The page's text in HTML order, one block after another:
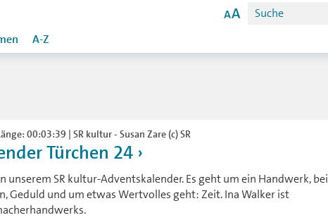
A-Z
00:03:39 | SR kultur - Susan Zare (c) SR
Türchen 24
unserem SR kultur-Adventskalender. Es geht um ein Handwerk, bei
Geduld und um etwas Wertvolles geht: Zeit. Ina Walker ist